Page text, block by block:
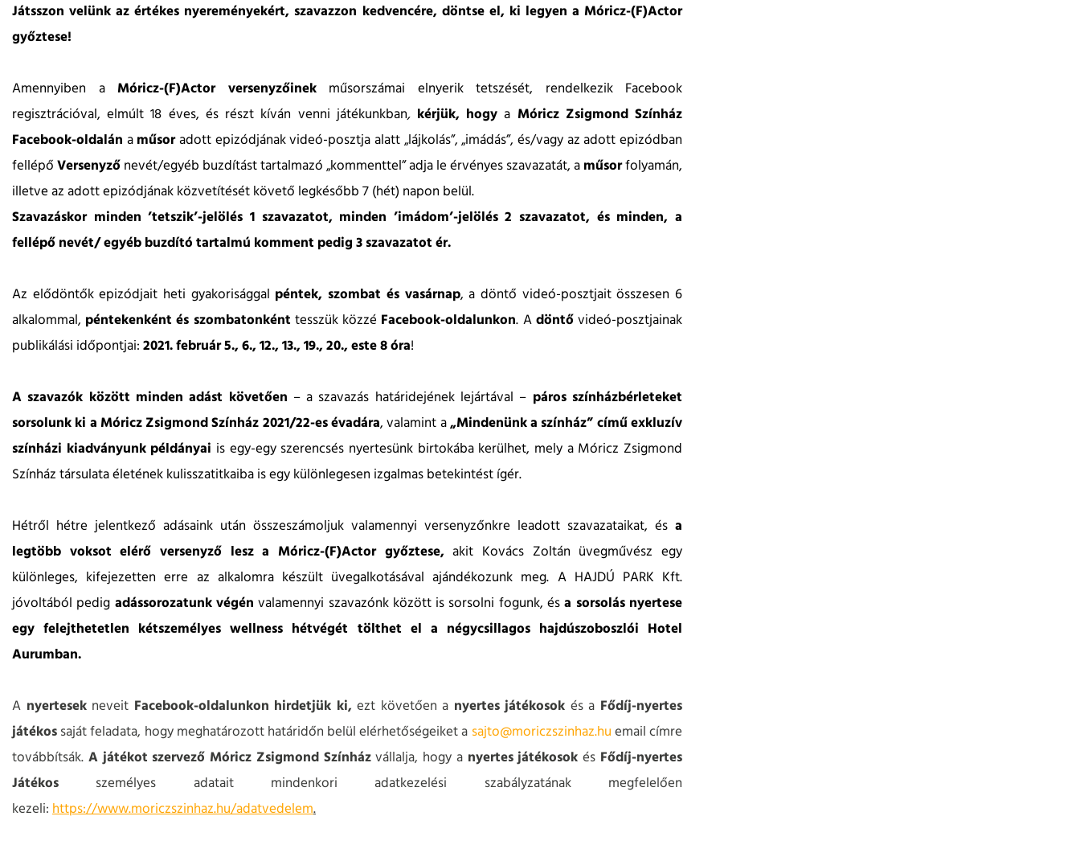
Játsszon velünk az értékes nyereményekért, szavazzon kedvencére, döntse el, ki legyen a Móricz-(F)Actor
győztese!
Amennyiben a Móricz-(F)Actor versenyzőinek műsorszámai elnyerik tetszését, rendelkezik Facebook
regisztrációval, elmúlt 18 éves, és részt kíván venni játékunkban, kérjük, hogy a Móricz Zsigmond Színház
Facebook-oldalán aműsoradott epizódjának videó-posztja alatt „lájkolás”, „imádás”, és/vagy az adott epizódban
fellépőVersenyzőnevét/egyéb buzdítást tartalmazó „kommenttel” adja le érvényes szavazatát,aműsorfolyamán,
illetve az adott epizódjának közvetítését követő legkésőbb 7 (hét) napon belül.
Szavazáskor minden ’tetszik’-jelölés 1 szavazatot, minden ’imádom’-jelölés 2 szavazatot, és minden, a
fellépő nevét/ egyéb buzdító tartalmú komment pedig 3 szavazatot ér.
Az elődöntők epizódjait heti gyakorisággal péntek, szombat és vasárnap, a döntő videó-posztjait összesen 6
alkalommal, péntekenként és szombatonként tesszük közzé Facebook-oldalunkon. Adöntővideó-posztjainak
publikálási időpontjai:2021. február 5., 6., 12., 13., 19., 20., este 8 óra!
A szavazók között minden adást követően – a szavazás határidejének lejártával – páros színházbérleteket
sorsolunk ki a Móricz Zsigmond Színház 2021/22-es évadára, valamint a„Mindenünk a színház” című exkluzív
színházi kiadványunk példányai is egy-egy szerencsés nyertesünk birtokába kerülhet, mely a Móricz Zsigmond
Színház társulata életének kulisszatitkaiba is egy különlegesen izgalmas betekintést ígér.
Hétről hétre jelentkező adásaink után összeszámoljuk valamennyi versenyzőnkre leadott szavazataikat, és a
legtöbb voksot elérő versenyző lesz a Móricz-(F)Actor győztese,akit Kovács Zoltán üvegművész egy
különleges, kifejezetten erre az alkalomra készült üvegalkotásával ajándékozunk meg. A HAJDÚ PARK Kft.
jóvoltából pedig adássorozatunk végén valamennyi szavazónk között is sorsolni fogunk, ésa sorsolás nyertese
egy felejthetetlen kétszemélyes wellness hétvégét tölthet el a négycsillagos hajdúszoboszlói Hotel
Aurumban.
A nyertesekneveit Facebook-oldalunkon hirdetjük ki,ezt követően a nyertes játékosok és a Fődíj-nyertes
játékossaját feladata, hogy meghatározott határidőn belül elérhetőségeiket a sajto@moriczszinhaz.huemail címre
továbbítsák. A játékot szervező Móricz Zsigmond Színházvállalja, hogy a nyertes játékosok és Fődíj-nyertes
Játékos személyes adatait mindenkori adatkezelési szabályzatának megfelelően
kezeli:https://www.moriczszinhaz.hu/adatvedelem.